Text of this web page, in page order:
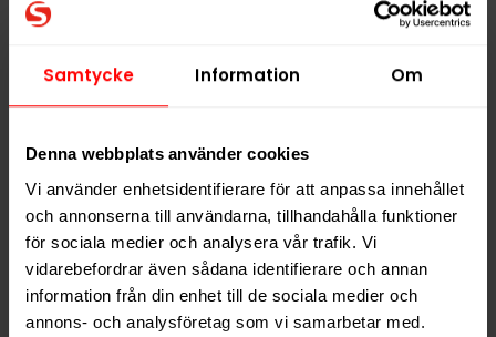
Samtycke Information Om
Denna webbplats använder cookies
Vi använder enhetsidentifierare för att anpassa innehållet
och annonserna till användarna, tillhandahålla funktioner
för sociala medier och analysera vår trafik. Vi
vidarebefordrar även sådana identifierare och annan
information från din enhet till de sociala medier och
annons- och analysföretag som vi samarbetar med.
The Moose Gotland
Classic
The Moose Major Mint